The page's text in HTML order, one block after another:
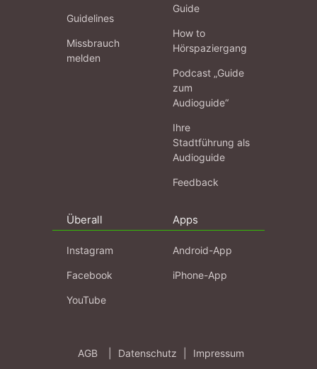
Guidelines
Missbrauch
melden
Guide
How to
Hörspaziergang
Podcast „Guide
zum
Audioguide“
Ihre
Stadtführung als
Audioguide
Feedback
Überall
Instagram
Facebook
YouTube
Apps
Android-App
iPhone-App
AGB Datenschutz Impressum